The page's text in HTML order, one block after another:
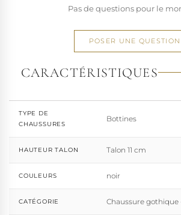
Pas de questions pour le
POSER UNE QUESTION
CARACTÉRISTIQUES
TYPE DE
CHAUSSURES
Bottines
HAUTEUR TALON Talon 11 cm
COULEURS noir
CATÉGORIE Chaussure gothique